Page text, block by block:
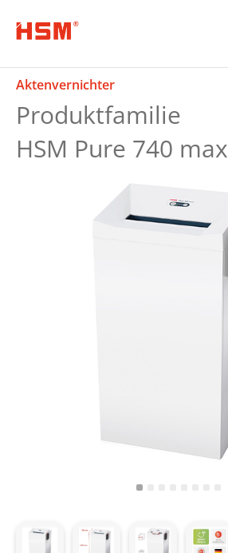
Aktenvernichter
Produktfamilie
HSM Pure 740 max